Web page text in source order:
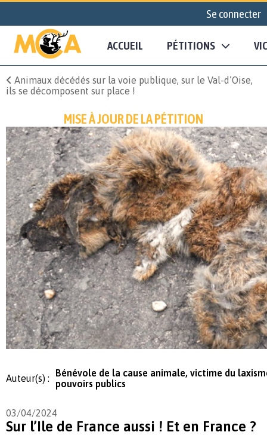
Se connecter
ACCUEIL PÉTITIONS
Animaux décédés sur la voie publique, sur le Val-d’Oise,
ils se décomposent sur place !
MISE À JOUR DE LA PÉTITION
Auteur(s) :
Bénévole de la cause animale, victime du
pouvoirs publics
03/04/2024
Sur l’Ile de France aussi ! Et en France ?